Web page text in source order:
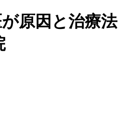
原因と治療法